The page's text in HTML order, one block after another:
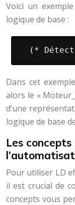
Voici un
logique de base :
(*
Dans cet
alors le «
d’une
logique de base
Les
Pour utiliser LD
il est crucial de
concepts vous